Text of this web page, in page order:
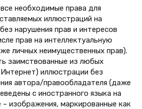
необходимые права для
иллюстраций на
нарушения прав и интересов
прав на интеллектуальную
личных неимущественных прав).
заимствованные из любых
иллюстрации без
автора/правообладателя (даже
с иностранного языка на
изображения, маркированные как